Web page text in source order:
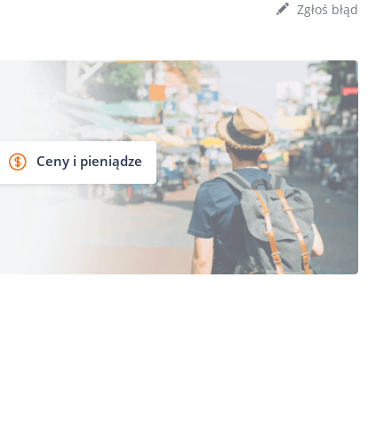
Zgłoś błąd
Ceny i pieniądze